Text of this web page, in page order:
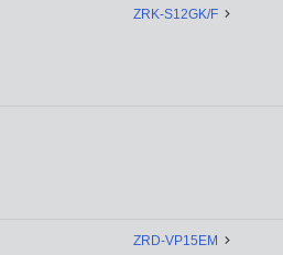
ZRK-S12GK/F
ZRD-VP15EM